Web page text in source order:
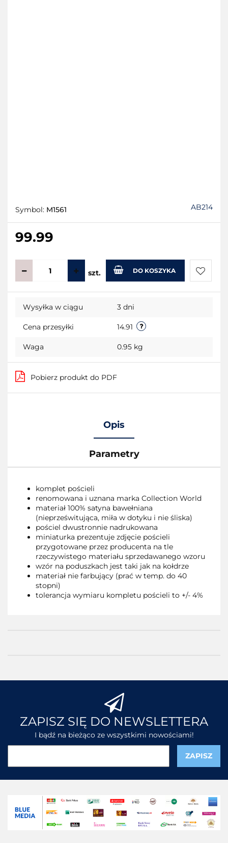
Symbol: M1561 AB214
99.99
szt. DO KOSZYKA
Do
Wysyłka w ciągu 3 dni
Cena przesyłki 14.91
Waga 0.95 kg
Pobierz produkt do PDF
Opis
Parametry
komplet pościeli
renomowana i uznana marka Collection World
materiał 100% satyna bawełniana
(nieprześwitująca, miła w dotyku i nie śliska)
pościel dwustronnie nadrukowana
miniaturka prezentuje zdjęcie pościeli
przygotowane przez producenta na tle
rzeczywistego materiału sprzedawanego wzoru
wzór na poduszkach jest taki jak na kołdrze
materiał nie farbujący (prać w temp. do 40
stopni)
tolerancja wymiaru kompletu pościeli to +/- 4%
ZAPISZ SIĘ DO NEWSLETTERA
I bądź na bieżąco ze wszystkimi nowościami!